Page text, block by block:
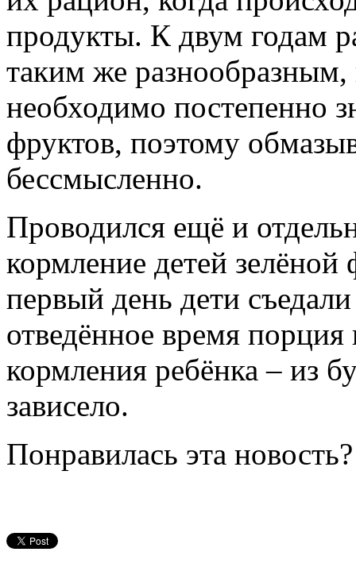
продукты. К двум годам
таким же разнообразным,
необходимо постепенно
фруктов, поэтому
бессмысленно.
Проводился ещё и
кормление детей
первый день дети
отведённое время
кормления ребёнка – из
зависело.
Понравилась эта